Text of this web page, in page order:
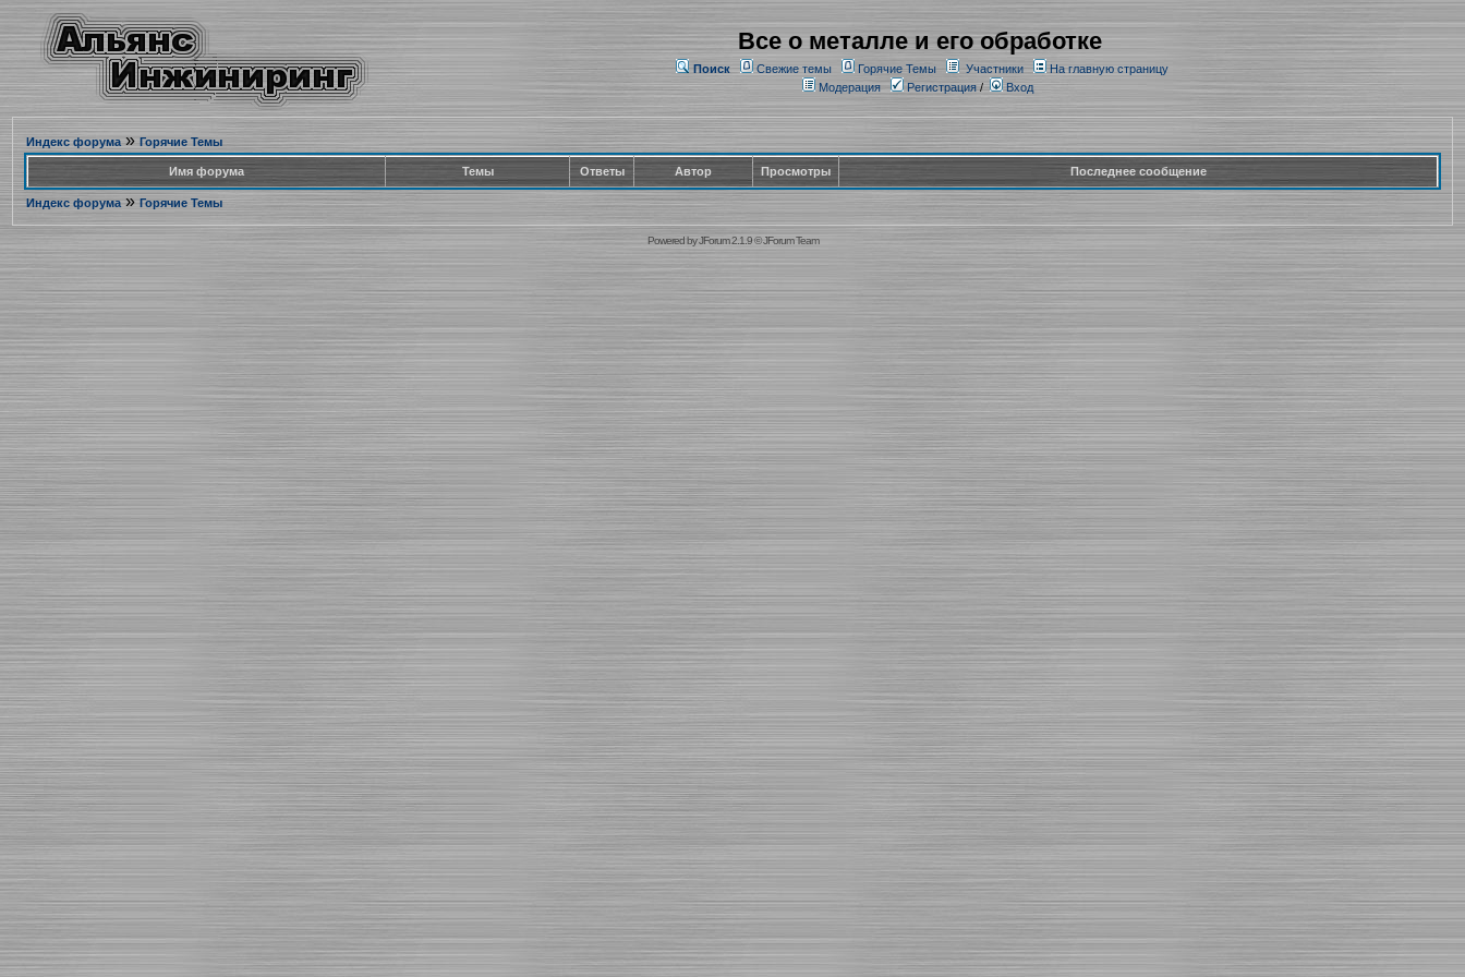
Все о металле и его обработке
Поиск Свежие темы Горячие Темы Участники
На главную страницу
Модерация
Регистрация/ Вход
Индекс форума» Горячие Темы
Имя форума Темы Ответы Автор Просмотры Последнее сообщение
Индекс форума» Горячие Темы
Powered byJForum 2.1.9©JForum Team